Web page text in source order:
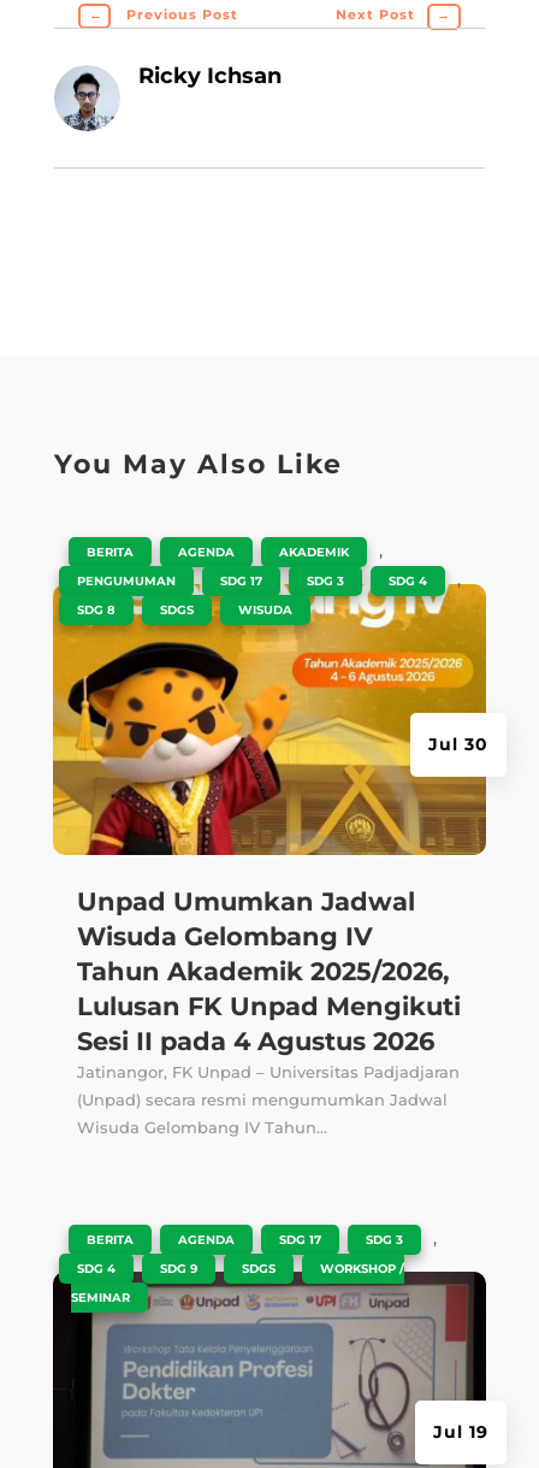
← Previous Post Next Post →
Ricky Ichsan
You May Also Like
Unpad Umumkan Jadwal
Wisuda Gelombang IV
Tahun Akademik 2025/2026,
Lulusan FK Unpad Mengikuti
Sesi II pada 4 Agustus 2026
Jul 30
BERITA AGENDA AKADEMIK ,
PENGUMUMAN SDG 17 SDG 3 SDG 4 ,
SDG 8 SDGS WISUDA
Jatinangor, FK Unpad – Universitas Padjadjaran
(Unpad) secara resmi mengumumkan Jadwal
Wisuda Gelombang IV Tahun...
Jul 19
BERITA AGENDA SDG 17 SDG 3 ,
SDG 4 SDG 9 SDGS
WORKSHOP /
SEMINAR